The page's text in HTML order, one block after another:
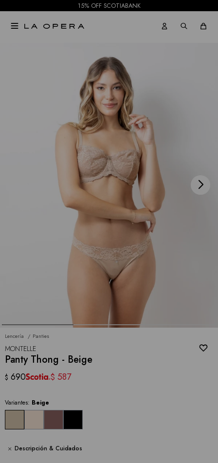
15% OFF SCOTIABANK

Lencería Panties
MONTELLE
Panty Thong - Beige
$ 690 $ 587
Variantes: Beige
Descripción & Cuidados